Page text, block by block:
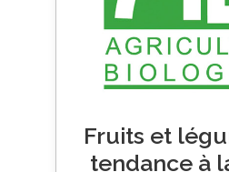
Fruits et
tendance à